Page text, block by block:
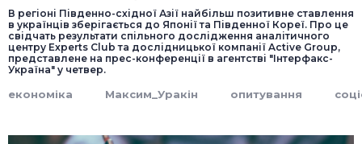
В регіоні Південно-східної Азії найбільш позитивне ставлення
в українців зберігається до Японії та Південної Кореї. Про це
свідчать результати спільного дослідження аналітичного
центру Experts Club та дослідницької компанії Active Group,
представлене на прес-конференції в агентстві "Інтерфакс-
Україна" у четвер.
економіка Максим_Уракін опитування